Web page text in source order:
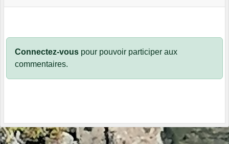
Connectez-vous pour pouvoir participer aux
commentaires.